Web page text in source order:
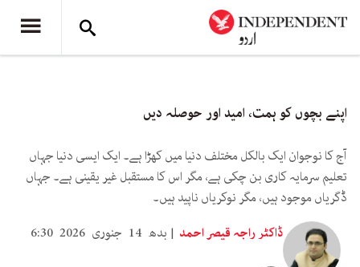
اپنے بچوں کو ہمت، امید اور حوصلہ دیں
آج کا نوجوان ایک بالکل مختلف دنیا میں کھڑا ہے۔ ایک ایسی دنیا جہاں
تعلیم سرمایہ کاری بن چکی ہے، مگر اس کا مستقبل غیر یقینی ہے۔ جہاں
ڈگریاں موجود ہیں، مگر نوکریاں ناپید ہیں۔
ڈاکٹر راجہ قیصر احمد
بدھ 14 جنوری 2026 6:30